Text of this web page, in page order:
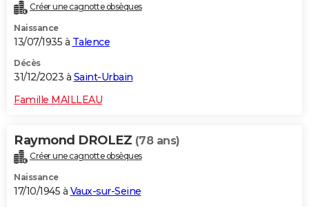
Créer une cagnotte obsèques
Naissance
13/07/1935 à Talence
Décès
31/12/2023 à Saint-Urbain
Famille MAILLEAU
Raymond DROLEZ (78 ans)
Créer une cagnotte obsèques
Naissance
17/10/1945 à Vaux-sur-Seine